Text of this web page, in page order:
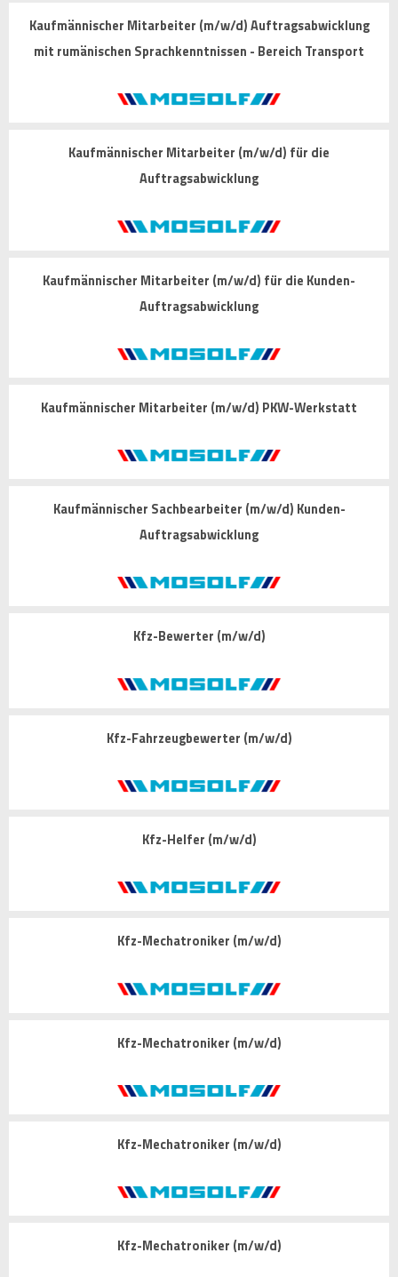
Kaufmännischer Mitarbeiter (m/w/d) Auftragsabwicklung
mit rumänischen Sprachkenntnissen - Bereich Transport
Kaufmännischer Mitarbeiter (m/w/d) für die
Auftragsabwicklung
Kaufmännischer Mitarbeiter (m/w/d) für die Kunden-
Auftragsabwicklung
Kaufmännischer Mitarbeiter (m/w/d) PKW-Werkstatt
Kaufmännischer Sachbearbeiter (m/w/d) Kunden-
Auftragsabwicklung
Kfz-Bewerter (m/w/d)
Kfz-Fahrzeugbewerter (m/w/d)
Kfz-Helfer (m/w/d)
Kfz-Mechatroniker (m/w/d)
Kfz-Mechatroniker (m/w/d)
Kfz-Mechatroniker (m/w/d)
Kfz-Mechatroniker (m/w/d)